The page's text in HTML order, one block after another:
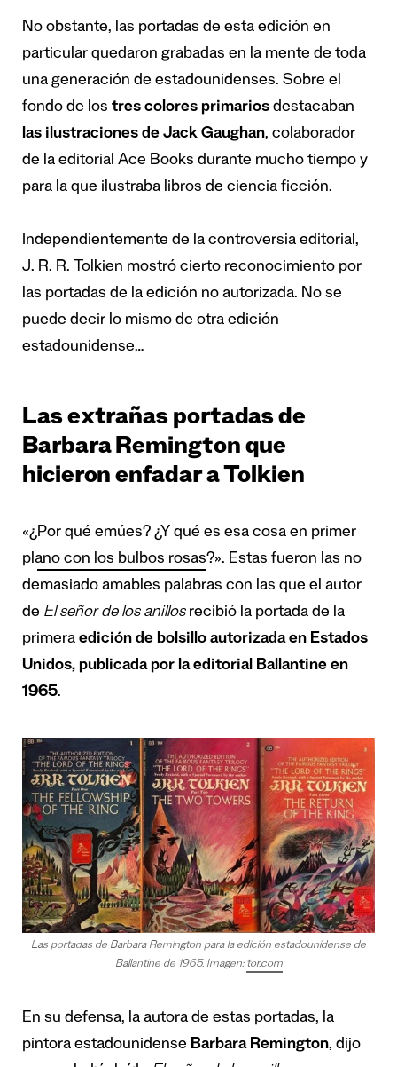
No obstante, las portadas de esta edición en
particular quedaron grabadas en la mente de toda
una generación de estadounidenses. Sobre el
fondo de los tres colores primarios destacaban
las ilustraciones de Jack Gaughan, colaborador
de la editorial Ace Books durante mucho tiempo y
para la que ilustraba libros de ciencia ficción.
Independientemente de la controversia editorial,
J. R. R. Tolkien mostró cierto reconocimiento por
las portadas de la edición no autorizada. No se
puede decir lo mismo de otra edición
estadounidense…
Las extrañas portadas de
Barbara Remington que
hicieron enfadar a Tolkien
«¿Por qué emúes? ¿Y qué es esa cosa en primer
plano con los bulbos rosas?». Estas fueron las no
demasiado amables palabras con las que el autor
de El señor de los anillos recibió la portada de la
primera edición de bolsillo autorizada en Estados
Unidos, publicada por la editorial Ballantine en
1965.
Las portadas de Barbara Remington para la edición estadounidense de
Ballantine de 1965. Imagen: tor.com
En su defensa, la autora de estas portadas, la
pintora estadounidense Barbara Remington, dijo